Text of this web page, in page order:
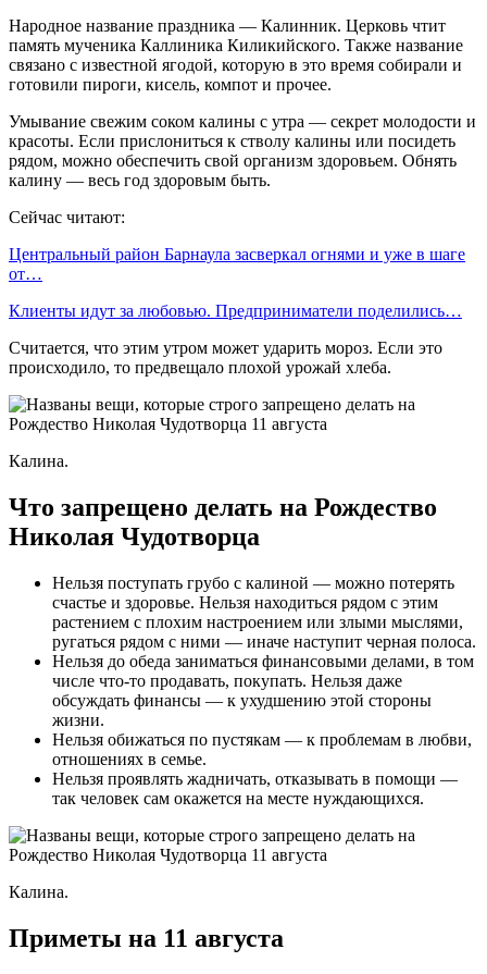
Народное название праздника — Калинник. Церковь чтит
память мученика Каллиника Киликийского. Также название
связано с известной ягодой, которую в это время собирали и
готовили пироги, кисель, компот и прочее.
Умывание свежим соком калины с утра — секрет молодости и
красоты. Если прислониться к стволу калины или посидеть
рядом, можно обеспечить свой организм здоровьем. Обнять
калину — весь год здоровым быть.
Сейчас читают:
Центральный район Барнаула засверкал огнями и уже в шаге
от…
Клиенты идут за любовью. Предприниматели поделились…
Считается, что этим утром может ударить мороз. Если это
происходило, то предвещало плохой урожай хлеба.
Калина.
Что запрещено делать на Рождество
Николая Чудотворца
Нельзя поступать грубо с калиной — можно потерять
счастье и здоровье. Нельзя находиться рядом с этим
растением с плохим настроением или злыми мыслями,
ругаться рядом с ними — иначе наступит черная полоса.
Нельзя до обеда заниматься финансовыми делами, в том
числе что-то продавать, покупать. Нельзя даже
обсуждать финансы — к ухудшению этой стороны
жизни.
Нельзя обижаться по пустякам — к проблемам в любви,
отношениях в семье.
Нельзя проявлять жадничать, отказывать в помощи —
так человек сам окажется на месте нуждающихся.
Калина.
Приметы на 11 августа